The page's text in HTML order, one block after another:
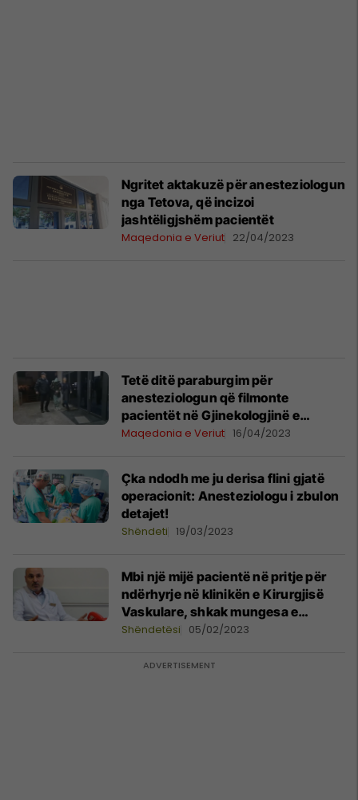
Ngritet aktakuzë për anesteziologun
nga Tetova, që incizoi
jashtëligjshëm pacientët
Maqedonia e Veriut 22/04/2023
Tetë ditë paraburgim për
anesteziologun që filmonte
pacientët në Gjinekologjinë e
Tetovës
Maqedonia e Veriut 16/04/2023
Çka ndodh me ju derisa flini gjatë
operacionit: Anesteziologu i zbulon
detajet!
Shëndeti 19/03/2023
Mbi një mijë pacientë në pritje për
ndërhyrje në klinikën e Kirurgjisë
Vaskulare, shkak mungesa e
anesteziologëve
Shëndetësi 05/02/2023